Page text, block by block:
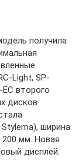
получила
Light, SP-
второго
дисков
ширина
200 мм. Новая
дисплей.